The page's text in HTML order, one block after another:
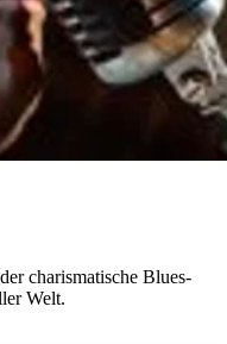
charismatische Blues-
Welt.